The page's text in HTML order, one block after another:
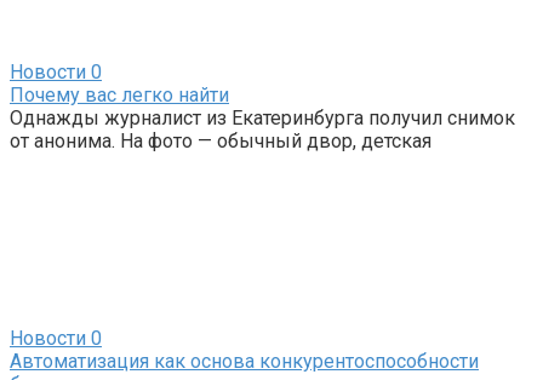
Новости 0
Почему вас легко найти
Однажды журналист из Екатеринбурга получил снимок
от анонима. На фото — обычный двор, детская
Новости 0
Автоматизация как основа конкурентоспособности